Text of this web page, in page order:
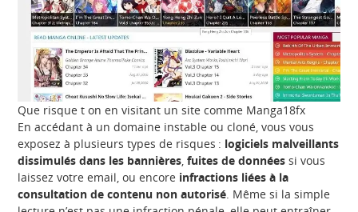
Que risque t on en visitant un site comme Manga18fx
En accédant à un domaine instable ou cloné, vous vous
exposez à plusieurs types de risques : logiciels malveillants
dissimulés dans les bannières,fuites de données si vous
laissez votre email, ou encore infractions liées à la
consultation de contenu non autorisé. Même si la simple